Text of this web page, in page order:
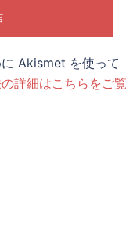
Akismet を使って
詳細はこちらをご覧